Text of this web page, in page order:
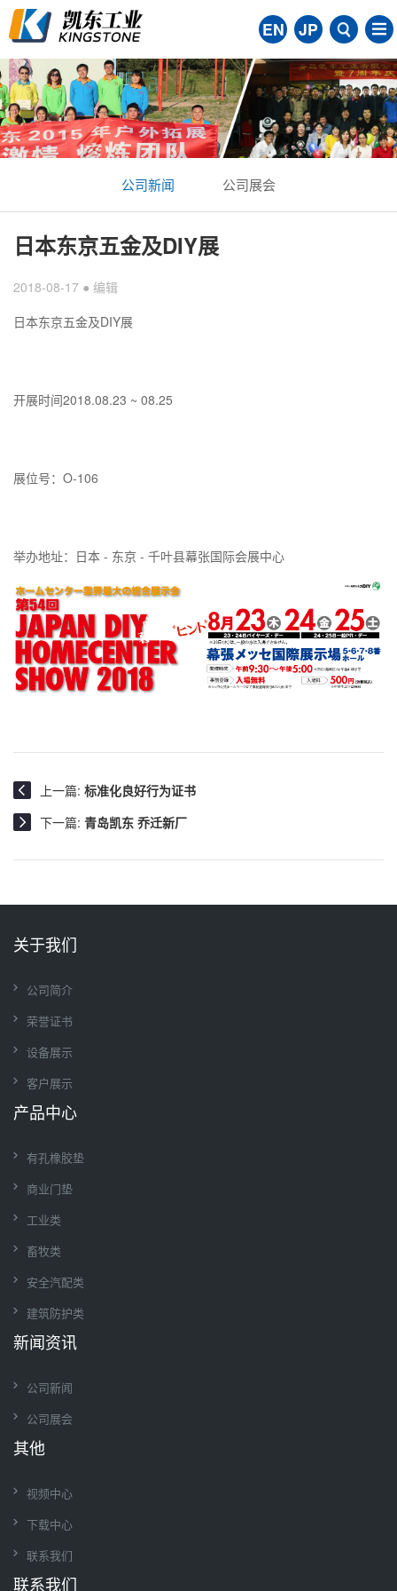
EN JP
公司新闻 公司展会
日本东京五金及DIY展
2018-08-17 ● 编辑
日本东京五金及DIY展
开展时间2018.08.23 ~ 08.25
展位号：O-106
举办地址：日本 - 东京 - 千叶县幕张国际会展中心
上一篇: 标准化良好行为证书
下一篇: 青岛凯东 乔迁新厂
关于我们
公司简介
荣誉证书
设备展示
客户展示
产品中心
有孔橡胶垫
商业门垫
工业类
畜牧类
安全汽配类
建筑防护类
新闻资讯
公司新闻
公司展会
其他
视频中心
下载中心
联系我们
联系我们